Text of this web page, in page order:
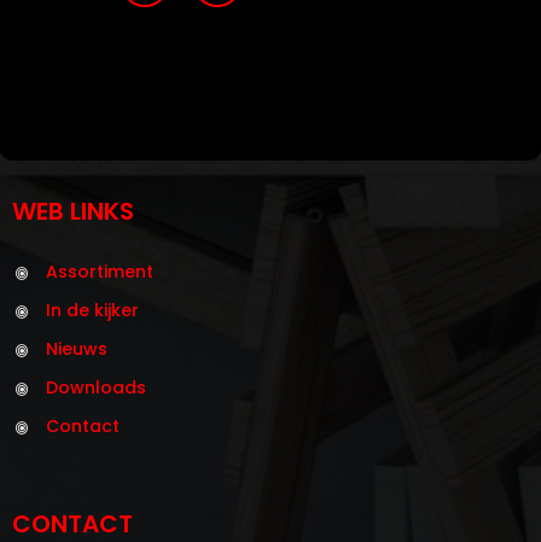
WEB LINKS
Assortiment
In de kijker
Nieuws
Downloads
Contact
CONTACT